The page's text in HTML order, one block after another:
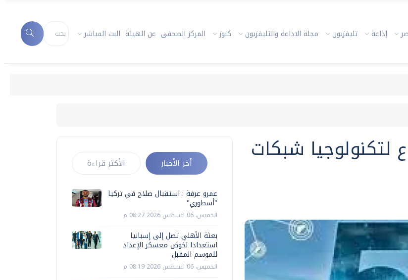
إذاعة تليفزيون مجلة الاذاعة والتليفزيون كنوز المركز الصحفى عن الهيئة البث المباشر
لتكنولوجيا شبكات أخر الأخبار الأكثر قراءة
عمرو عرفة : استقبال صلاح في تركيا
"أسطوري"
الخميس، 06 اغسطس 2026 08:27 م
بعثة الأهلي تصل إلى إسبانيا
استعدادا لخوض معسكر الإعداد
للموسم المقبل
الخميس، 06 اغسطس 2026 08:19 م